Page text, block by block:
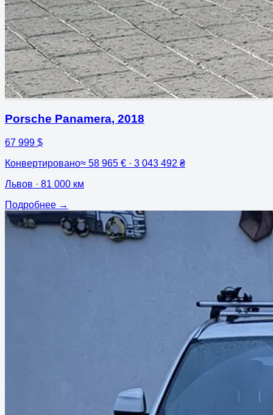
Porsche Panamera, 2018
67 999 $
Конвертировано≈ 58 965 € · 3 043 492 ₴
Львов · 81 000 км
Подробнее →